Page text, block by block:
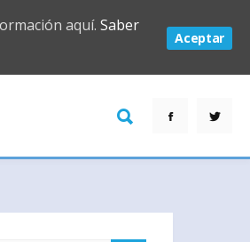
aquí. Saber
Aceptar